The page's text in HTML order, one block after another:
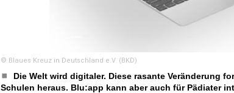
© Blaues Kreuz in Deutschland e.V. (BKD)
Die Welt wird digitaler. Diese rasante Veränderung
Schulen heraus. Blu:app kann aber auch für Pädiater